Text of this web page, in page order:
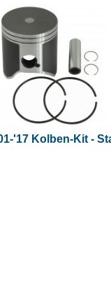
'17 Kolben-Kit -